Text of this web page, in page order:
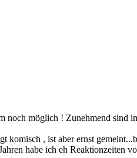
möglich ! Zunehmend sind
, ist aber ernst
habe ich eh Reaktionzeiten